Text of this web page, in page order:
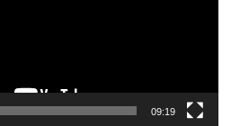
09:19